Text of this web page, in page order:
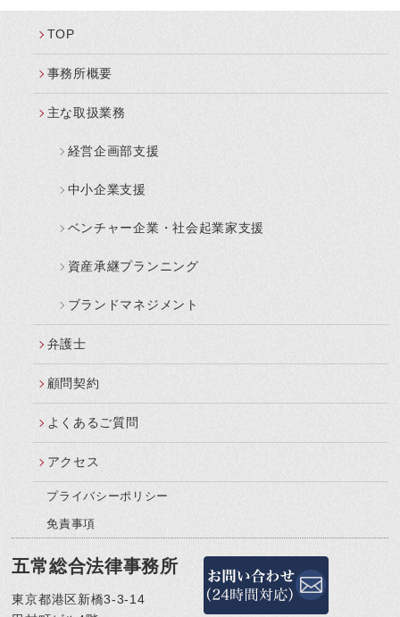
TOP
事務所概要
主な取扱業務
経営企画部支援
中小企業支援
ベンチャー企業・社会起業家支援
資産承継プランニング
ブランドマネジメント
弁護士
顧問契約
よくあるご質問
アクセス
プライバシーポリシー
免責事項
五常総合法律事務所
東京都港区新橋3-3-14